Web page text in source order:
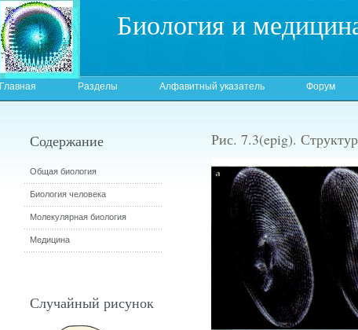
Биология и
Главная Разделы Алфавитный указатель Форум
Рис. 7.3(epig).
Содержание
Общая биология
Биология человека
Молекулярная биология
Медицина
Случайный рисунок